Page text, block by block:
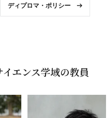
ディプロマ・ポリシー
エンス学域の教員